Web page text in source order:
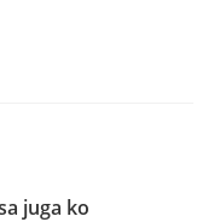
juga ko